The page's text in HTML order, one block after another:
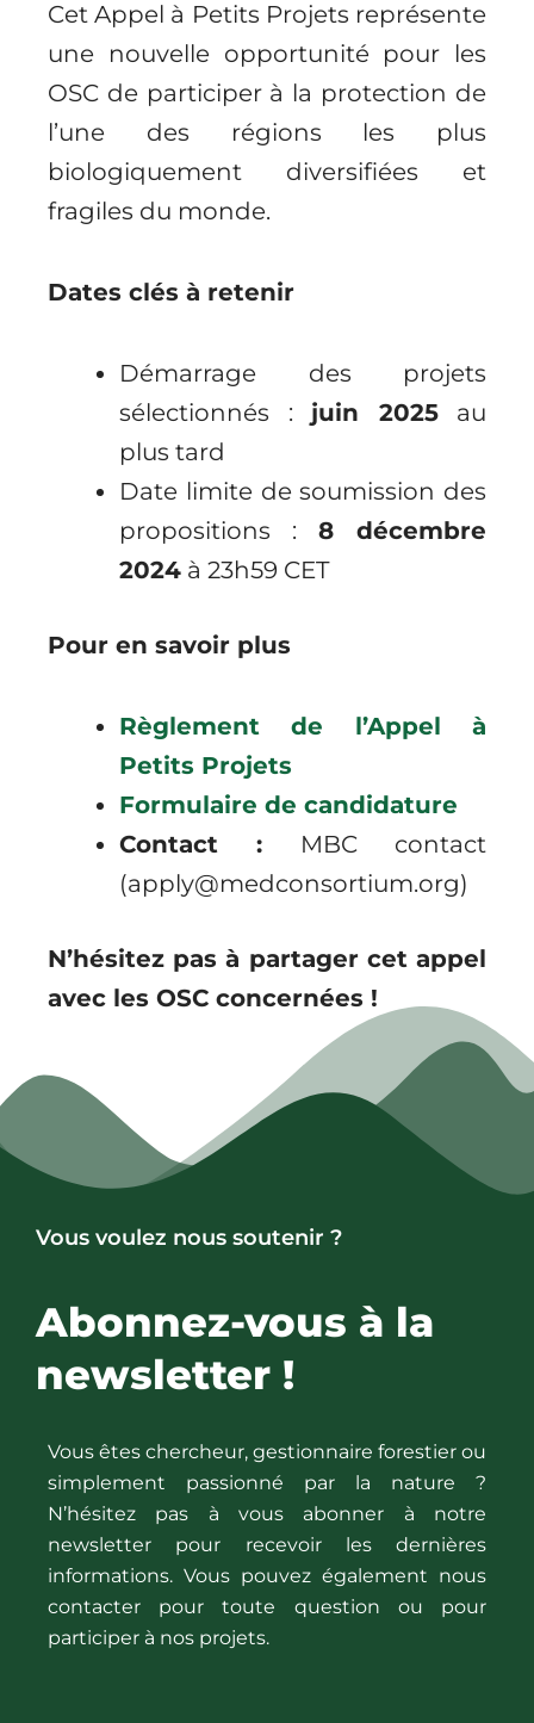
Cet Appel à Petits Projets représente
une nouvelle opportunité pour les
OSC de participer à la protection de
l’une des régions les plus
biologiquement diversifiées et
fragiles du monde.
Dates clés à retenir
Démarrage des projets
sélectionnés : juin 2025au
plus tard
Date limite de soumission des
propositions : 8 décembre
2024 à 23h59 CET
Pour en savoir plus
Règlement de l’Appel à
Petits Projets
Formulaire de candidature
Contact : MBC contact
(apply@medconsortium.org)
N’hésitez pas à partager cet appel
avec les OSC concernées !
Vous voulez nous soutenir ?
Abonnez-vous à la
newsletter !
Vous êtes chercheur, gestionnaire forestier ou
simplement passionné par la nature ?
N’hésitez pas à vous abonner à notre
newsletter pour recevoir les dernières
informations. Vous pouvez également nous
contacter pour toute question ou pour
participer à nos projets.